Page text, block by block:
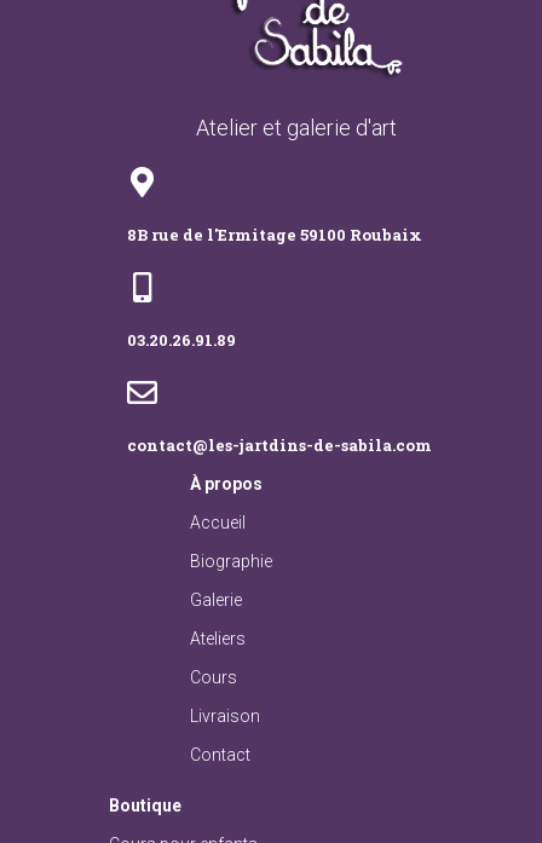
Atelier et galerie d'art
8B rue de l'Ermitage 59100 Roubaix
03.20.26.91.89
contact@les-jartdins-de-sabila.com
À propos
Accueil
Biographie
Galerie
Ateliers
Cours
Livraison
Contact
Boutique